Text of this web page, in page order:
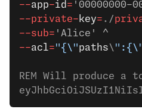
--app-id = '00000000-
--private- key= ./
--sub= 'Alice' ^
--acl="{\"paths\
REM Will produce a